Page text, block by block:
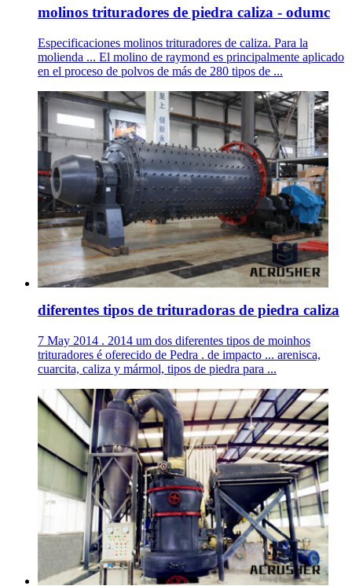
molinos trituradores de piedra caliza - odumc
Especificaciones molinos trituradores de caliza. Para la
molienda ... El molino de raymond es principalmente aplicado
en el proceso de polvos de más de 280 tipos de ...
diferentes tipos de trituradoras de piedra caliza
7 May 2014 . 2014 um dos diferentes tipos de moinhos
trituradores é oferecido de Pedra . de impacto ... arenisca,
cuarcita, caliza y mármol, tipos de piedra para ...